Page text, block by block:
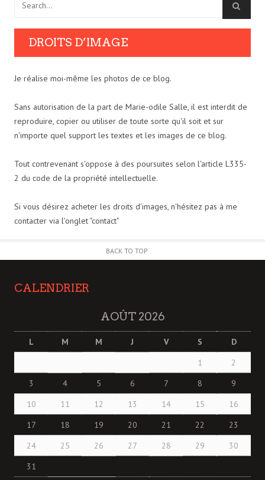
DROITS D’IMAGE
Je réalise moi-même les photos de ce blog.
Sans autorisation de la part de Marie-odile Salle, il est interdit de
reproduire, copier ou utiliser de toute sorte qu'il soit et sur
n'importe quel support les textes et les images de ce blog.
Tout contrevenant s'oppose à des poursuites selon l'article L335-
2 du code de la propriété intellectuelle.
Si vous désirez acheter les droits d'images, n'hésitez pas à me
contacter via l'onglet "contact"
BACK TO TOP
CALENDRIER
AOÛT 2026
L M M J V S D
1
2
3
4 5 6 7 8
9
10
11 12 13 14 15
16
17
18 19 20 21 22
23
24
25 26 27 28 29
30
31